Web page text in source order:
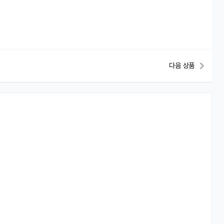
다음 상품